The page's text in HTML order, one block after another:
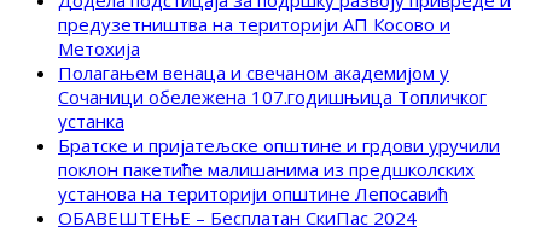
предузетништва на територији АП Косово и
Метохија
Полагањем венаца и свечаном академијом у
Сочаници обележена 107.годишњица Топличког
устанка
Братске и пријатељске општине и грдови уручили
поклон пакетиће малишанима из предшколских
установа на територији општине Лепосавић
ОБАВЕШТЕЊЕ – Бесплатан СкиПас 2024